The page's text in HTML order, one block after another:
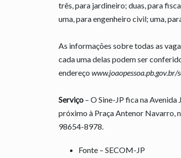
três, para jardineiro; duas, para
uma, para engenheiro civil; uma,
As informações sobre todas as
cada uma delas podem ser
endereço
Serviço – O Sine-JP fica na Avenida
próximo à Praça Antenor Navarro,
98654-8978.
Fonte – SECOM-JP